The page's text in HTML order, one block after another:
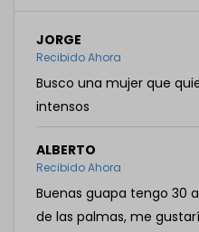
JORGE
Recibido Ahora
Busco una mujer que
intensos
ALBERTO
Recibido Ahora
Buenas guapa tengo 30
de las palmas, me